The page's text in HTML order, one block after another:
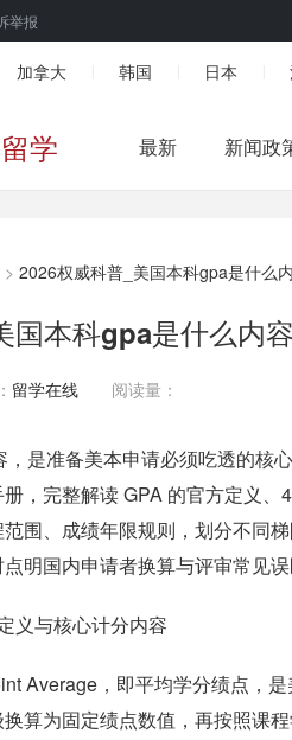
举报
加拿大 韩国 日本
学 最新 新闻政
> 2026权威科普_美国本科gpa是什么
国本科gpa是什么内
留学在线 阅读量：
，是准备美本申请必须吃透的核
，完整解读 GPA 的官方定义
围、成绩年限规则，划分不同
明国内申请者换算与评审常见
义与核心计分内容
Average，即平均学分绩点，
算为固定绩点数值，再按照课